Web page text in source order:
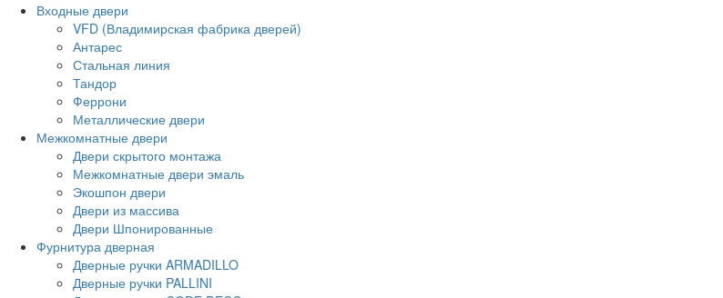
Входные двери
VFD (Владимирская фабрика дверей)
Антарес
Стальная линия
Тандор
Феррони
Металлические двери
Межкомнатные двери
Двери скрытого монтажа
Межкомнатные двери эмаль
Экошпон двери
Двери из массива
Двери Шпонированные
Фурнитура дверная
Дверные ручки ARMADILLO
Дверные ручки PALLINI